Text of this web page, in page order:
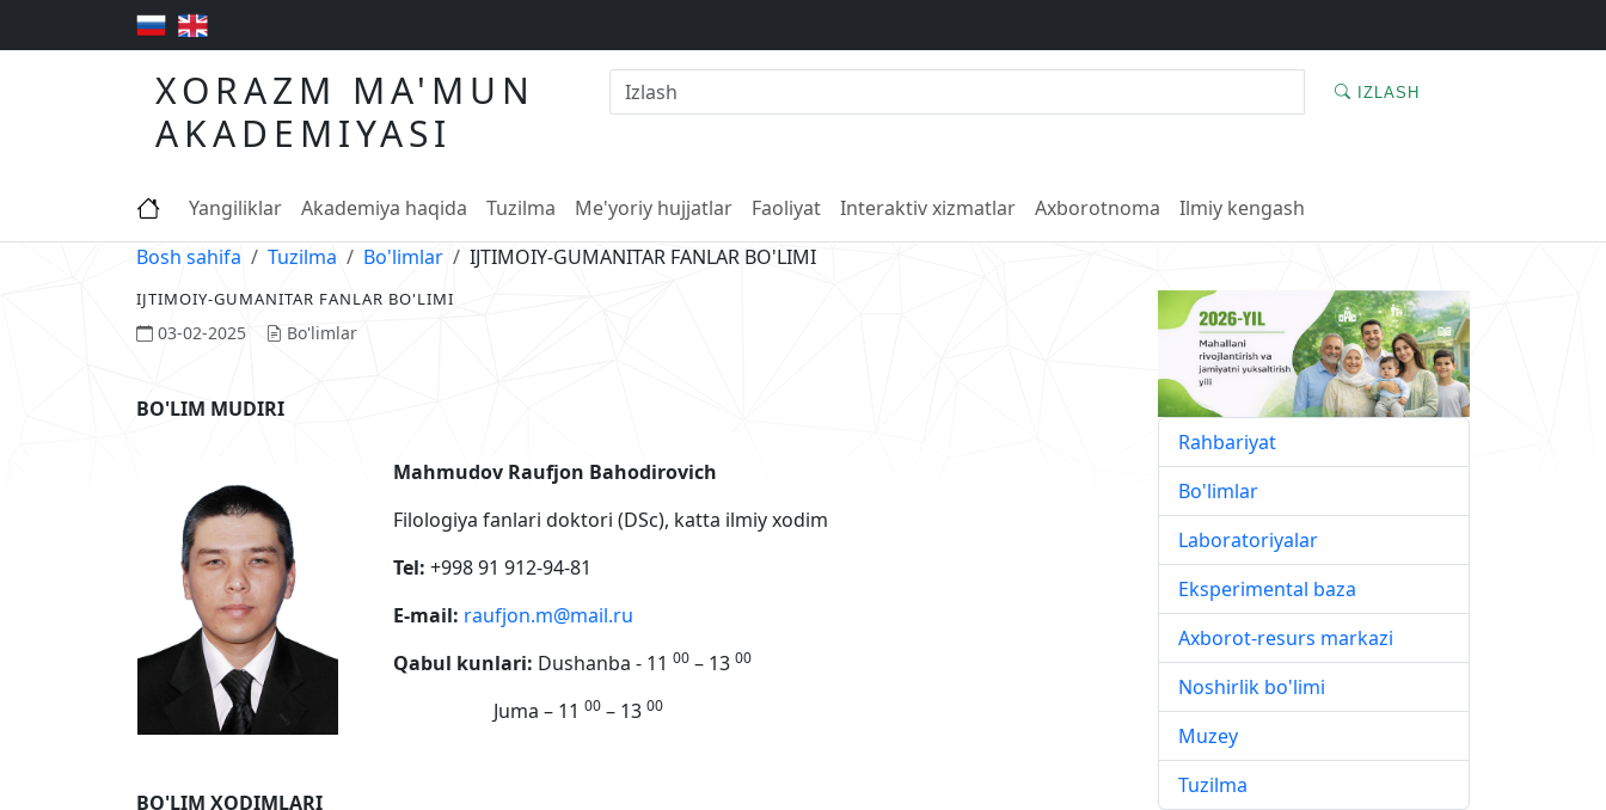
XORAZM MA'MUN
AKADEMIYASI
IZLASH
Yangiliklar Akademiya haqida Tuzilma Me'yoriy hujjatlar Faoliyat Interaktiv xizmatlar Axborotnoma
Ilmiy kengash
Bosh sahifa
Tuzilma Bo'limlar IJTIMOIY-GUMANITAR FANLAR BO'LIMI
IJTIMOIY-GUMANITAR FANLAR BO'LIMI
03-02-2025 Bo'limlar
BO'LIM MUDIRI
Mahmudov Raufjon Bahodirovich
Filologiya fanlari doktori (DSc), katta ilmiy xodim
Tel: +998 91 912-94-81
E-mail: raufjon.m@mail.ru
Qabul kunlari: Dushanba - 11 00 – 13 00
Juma – 11 00 – 13 00
BO'LIM XODIMLARI
Rahbariyat
Bo'limlar
Laboratoriyalar
Eksperimental baza
Axborot-resurs markazi
Noshirlik bo'limi
Muzey
Tuzilma